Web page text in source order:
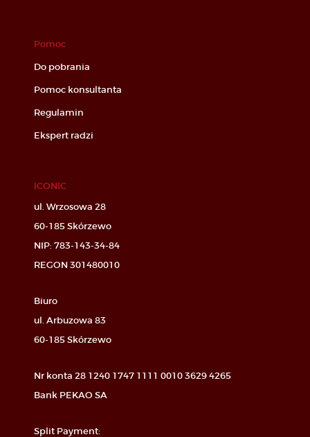
Pomoc
Do pobrania
Pomoc konsultanta
Regulamin
Ekspert radzi
ICONIC
ul. Wrzosowa 28
60-185 Skórzewo
NIP: 783-143-34-84
REGON 301480010
Biuro
ul. Arbuzowa 83
60-185 Skórzewo
Nr konta 28 1240 1747 1111 0010 3629 4265
Bank PEKAO SA
Split Payment: